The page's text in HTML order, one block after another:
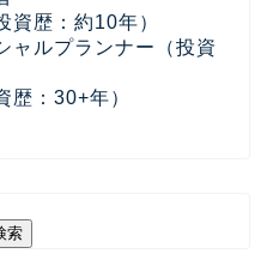
資歴：約10年）
ャルプランナー（投資
歴：30+年）
索